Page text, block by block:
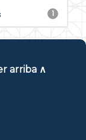
1
arriba ∧